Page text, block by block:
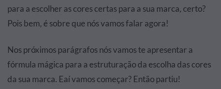
para a escolher as cores certas para a sua marca, certo?
Pois bem, é sobre que nós vamos falar agora!
Nos próximos parágrafos nós vamos te apresentar a
fórmula mágica para a estruturação da escolha das cores
da sua marca. Eaí vamos começar? Então partiu!